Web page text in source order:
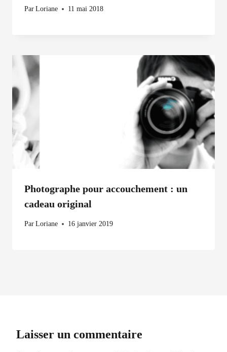
Par Loriane 11 mai 2018
Photographe pour accouchement : un
cadeau original
Par Loriane 16 janvier 2019
Laisser un commentaire